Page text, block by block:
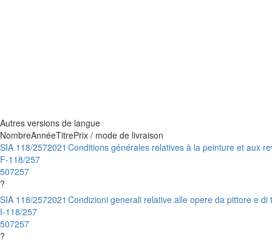
Autres versions de langue
NombreAnnéeTitrePrix / mode de livraison
SIA 118/257
F-118/257
507257
?
2021 Conditions générales relatives à la peinture et aux
SIA 118/257
I-118/257
507257
?
2021 Condizioni generali relative alle opere da pittore e di